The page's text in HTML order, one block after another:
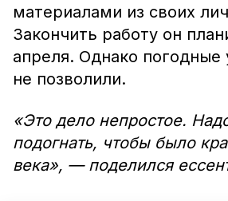
материалами из своих
Закончить работу он
апреля. Однако погодные
не позволили.
«Это дело непростое.
подогнать, чтобы было
века», — поделился